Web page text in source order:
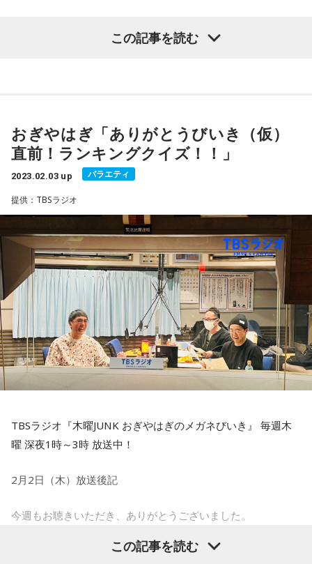
と卵を均一に混ぜること。そして、フライパンはふらないこ
と！フライパンを振らないことで、火力が均一になります。
◎水泳インストラクターとして勤務後、フィリピンとカナダ
エットサポート、高タンパク質のヘルシーレシピ作成などを
作成。
◎炒飯に魅了されて20年以上！“炒飯大好きチャーハン栄養
士”としても知られ、炒飯を食べながら2年で-8kgにも成功し
ている。
今日のゲストはラーメン大好きバンドマン。鈴木健介さん！
おそらく最後の出演になるスズケンさん。今回は「ロック」
と「ラーメン」の共通点について。これまでバンドの話をせ
ずにラーメンの話ばっかりしていた理由とは…。
そして今回はどうしても紹介したラーメン店についてたっぷ
りと伺いました！たまむすびのラーメンナビゲーターとして
ありがとうございました！
前回、盟友オードリー若林さんと水卜麻美アナの名コンビぶ
りに嫉妬し、水卜アナに「漫才できんのか！？」と暴言を吐
いて以来の出演でした。
持ち前の竹槍を何本も用意して挑んだ山里さんでしたが、春
からの朝番組MCの件で追及の手をゆるめない若林さん。竹槍
はそっとかたわらに降ろし、けっきょく話すつもりの無かっ
たことまで語り、水卜アナの号泣を引き出すことになりまし
た。
山里と若林の半生がドラマ化！
その「午前0時の森」でも発表がありましたが、ドラマ「だ
山里さん、若林さん、それぞれの著書を原作とした2人の半生
ドラマになります。
となると、やっぱり気になるのは配役！ 山里さん、若林さん
がキャスティングされるはず。
この記事を読む
おぎやはぎ「ありがとうびいき（仮）
直前！ランキングクイズ！！」
2023.02.03 up バラエティ
提供：TBSラジオ
TBSラジオ『木曜JUNK おぎやはぎのメガネびいき』 毎週木
曜 深夜1時～3時 放送中！
2月2日（木）放送後記
今週もお聴きいただき、ありがとうございました。
本番直前まで、サッカーの話をしていたら、しれーっと生放
この記事を読む